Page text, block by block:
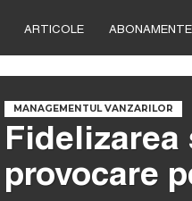
ARTICOLE ABONAMENTE
MANAGEMENTUL VANZARILOR
Fidelizarea
provocare